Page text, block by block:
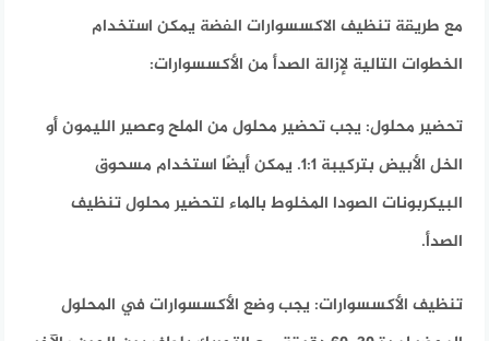
مع طريقة تنظيف الاكسسوارات الفضة يمكن استخدام
الخطوات التالية لإزالة الصدأ من الأكسسوارات:
تحضير محلول: يجب تحضير محلول من الملح وعصير الليمون أو
الخل الأبيض بتركيبة 1:1. يمكن أيضًا استخدام مسحوق
البيكربونات الصودا المخلوط بالماء لتحضير محلول تنظيف
الصدأ.
تنظيف الأكسسوارات: يجب وضع الأكسسوارات في المحلول